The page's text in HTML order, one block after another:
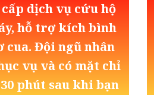
dịch vụ cứu hộ
hỗ trợ kích bình
cua. Đội ngũ nhân
vụ và có mặt chỉ
phút sau khi bạn